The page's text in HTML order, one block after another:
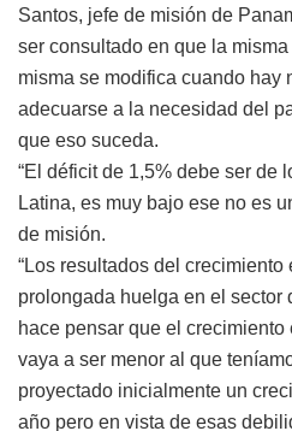
Santos, jefe de misión de
ser consultado en que la
misma se modifica cuando hay
adecuarse a la necesidad del
que eso suceda.
“El déficit de 1,5% debe ser de
Latina, es muy bajo ese no es
de misión.
“Los resultados del crecimiento
prolongada huelga en el sector
hace pensar que el
vaya a ser menor al que
proyectado inicialmente un
año pero en vista de esas